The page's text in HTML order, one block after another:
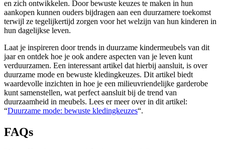
en zich ontwikkelen. Door bewuste keuzes te maken in hun
aankopen kunnen ouders bijdragen aan een duurzamere toekomst
terwijl ze tegelijkertijd zorgen voor het welzijn van hun kinderen in
hun dagelijkse leven.
Laat je inspireren door trends in duurzame kindermeubels van dit
jaar en ontdek hoe je ook andere aspecten van je leven kunt
verduurzamen. Een interessant artikel dat hierbij aansluit, is over
duurzame mode en bewuste kledingkeuzes. Dit artikel biedt
waardevolle inzichten in hoe je een milieuvriendelijke garderobe
kunt samenstellen, wat perfect aansluit bij de trend van
duurzaamheid in meubels. Lees er meer over in dit artikel:
“Duurzame mode: bewuste kledingkeuzes“.
FAQs